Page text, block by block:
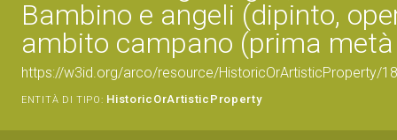
Bambino e angeli (dipinto,
ambito campano (prima metà
https://w3id.org/arco/resource/HistoricOrArtisticProperty/
ENTITÀ DI TIPO: HistoricOrArtisticProperty